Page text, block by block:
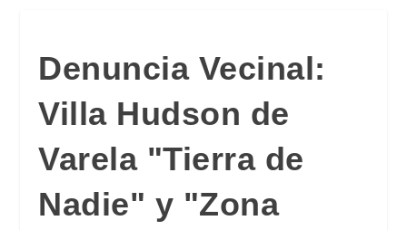
Denuncia Vecinal:
Villa Hudson de
Varela "Tierra de
Nadie" y "Zona